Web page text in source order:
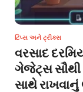
ટિપ્સ અને ટ્રીક્સ
વરસાદ
ગેજેટ્સ સૌથી
સાથે